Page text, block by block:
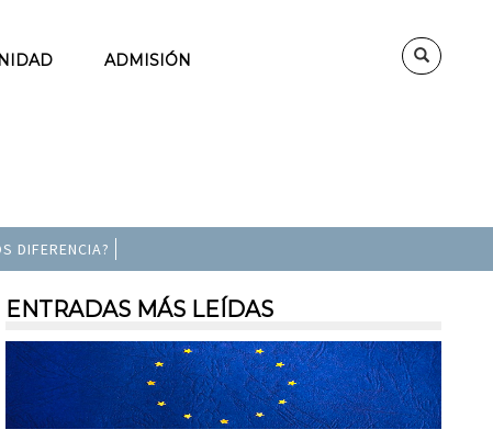
ADMISIÓN
DIFERENCIA?
ENTRADAS MÁS LEÍDAS